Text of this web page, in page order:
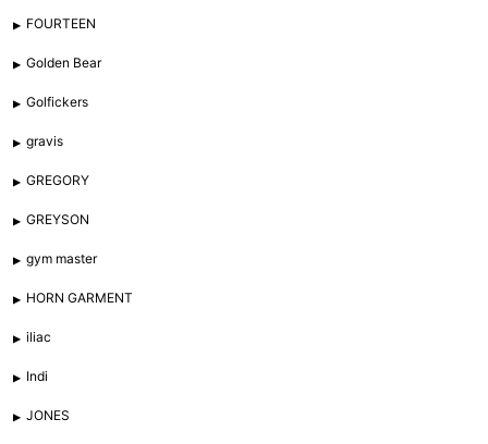
FOURTEEN
Golden Bear
Golfickers
gravis
GREGORY
GREYSON
gym master
HORN GARMENT
iliac
Indi
JONES